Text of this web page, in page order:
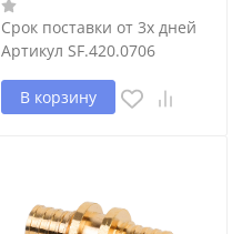
Срок поставки от 3х дней
Артикул SF.420.0706
В корзину